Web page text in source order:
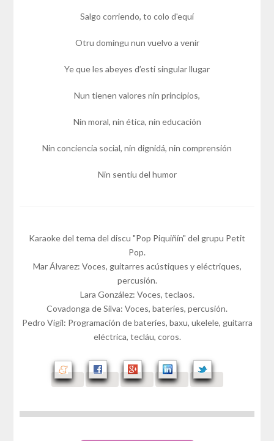
Salgo corriendo, to colo d'equí
Otru domingu nun vuelvo a venir
Ye que les abeyes d’esti singular llugar
Nun tienen valores nin principios,
Nin moral, nin ética, nin educación
Nin conciencia social, nin dignidá, nin comprensión
Nin sentíu del humor
Karaoke del tema del discu "Pop Piquiñín" del grupu Petit
Pop.
Mar Álvarez: Voces, guitarres acústiques y eléctriques,
percusión.
Lara González: Voces, teclaos.
Covadonga de Silva: Voces, bateríes, percusión.
Pedro Vigil: Programación de bateríes, baxu, ukelele, guitarra
eléctrica, tecláu, coros.